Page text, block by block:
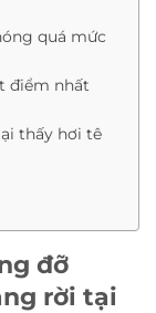
quá mức
điểm nhất
thấy hơi tê
đỡ
rời tại